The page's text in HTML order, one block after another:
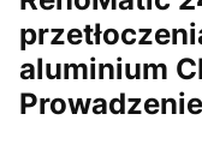
aluminium